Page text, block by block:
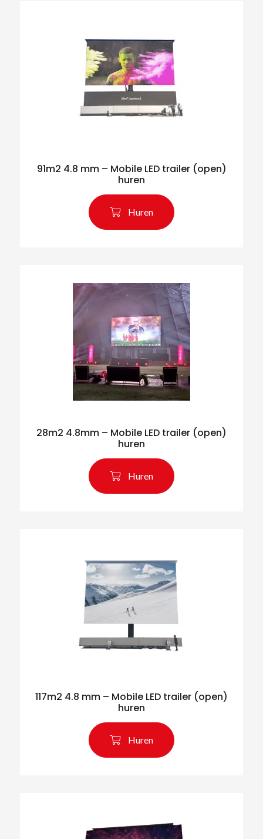
91m2 4.8 mm – Mobile LED trailer (open)
huren
Huren
28m2 4.8mm – Mobile LED trailer (open)
huren
Huren
117m2 4.8 mm – Mobile LED trailer (open)
huren
Huren